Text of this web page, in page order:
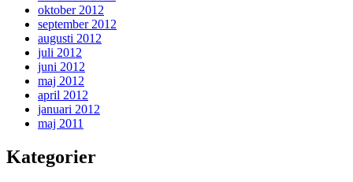
oktober 2012
september 2012
augusti 2012
juli 2012
juni 2012
maj 2012
april 2012
januari 2012
maj 2011
Kategorier